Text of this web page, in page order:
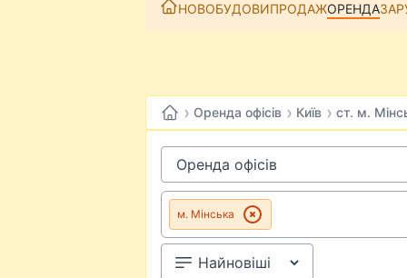
НОВОБУДОВИПРОДАЖОРЕНДА
› Оренда офісів › Київ › ст. м.
м. Мінська